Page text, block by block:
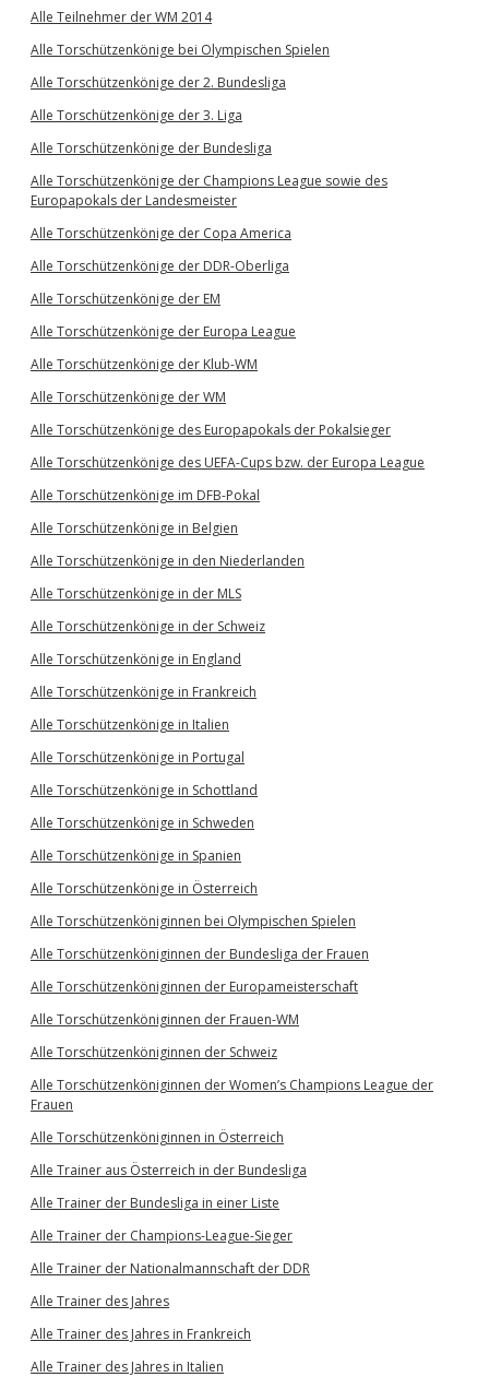
Alle Teilnehmer der WM 2014
Alle Torschützenkönige bei Olympischen Spielen
Alle Torschützenkönige der 2. Bundesliga
Alle Torschützenkönige der 3. Liga
Alle Torschützenkönige der Bundesliga
Alle Torschützenkönige der Champions League sowie des
Europapokals der Landesmeister
Alle Torschützenkönige der Copa America
Alle Torschützenkönige der DDR-Oberliga
Alle Torschützenkönige der EM
Alle Torschützenkönige der Europa League
Alle Torschützenkönige der Klub-WM
Alle Torschützenkönige der WM
Alle Torschützenkönige des Europapokals der Pokalsieger
Alle Torschützenkönige des UEFA-Cups bzw. der Europa League
Alle Torschützenkönige im DFB-Pokal
Alle Torschützenkönige in Belgien
Alle Torschützenkönige in den Niederlanden
Alle Torschützenkönige in der MLS
Alle Torschützenkönige in der Schweiz
Alle Torschützenkönige in England
Alle Torschützenkönige in Frankreich
Alle Torschützenkönige in Italien
Alle Torschützenkönige in Portugal
Alle Torschützenkönige in Schottland
Alle Torschützenkönige in Schweden
Alle Torschützenkönige in Spanien
Alle Torschützenkönige in Österreich
Alle Torschützenköniginnen bei Olympischen Spielen
Alle Torschützenköniginnen der Bundesliga der Frauen
Alle Torschützenköniginnen der Europameisterschaft
Alle Torschützenköniginnen der Frauen-WM
Alle Torschützenköniginnen der Schweiz
Alle Torschützenköniginnen der Women’s Champions League der
Frauen
Alle Torschützenköniginnen in Österreich
Alle Trainer aus Österreich in der Bundesliga
Alle Trainer der Bundesliga in einer Liste
Alle Trainer der Champions-League-Sieger
Alle Trainer der Nationalmannschaft der DDR
Alle Trainer des Jahres
Alle Trainer des Jahres in Frankreich
Alle Trainer des Jahres in Italien